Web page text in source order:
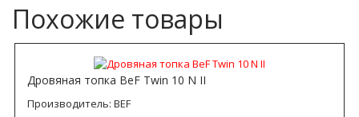
Похожие товары
Дровяная топка BeF Twin 10 N II
Производитель: BEF